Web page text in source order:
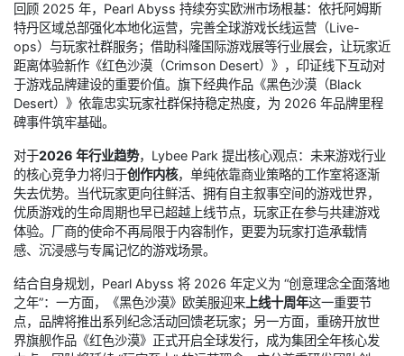
回顾 2025 年，Pearl Abyss 持续夯实欧洲市场根基：依托阿姆斯
特丹区域总部强化本地化运营，完善全球游戏长线运营（Live-
ops）与玩家社群服务；借助科隆国际游戏展等行业展会，让玩家近
距离体验新作《红色沙漠（Crimson Desert）》，印证线下互动对
于游戏品牌建设的重要价值。旗下经典作品《黑色沙漠（Black
Desert）》依靠忠实玩家社群保持稳定热度，为 2026 年品牌里程
碑事件筑牢基础。
对于2026 年行业趋势，Lybee Park 提出核心观点：未来游戏行业
的核心竞争力将归于创作内核，单纯依靠商业策略的工作室将逐渐
失去优势。当代玩家更向往鲜活、拥有自主叙事空间的游戏世界，
优质游戏的生命周期也早已超越上线节点，玩家正在参与共建游戏
体验。厂商的使命不再局限于内容制作，更要为玩家打造承载情
感、沉浸感与专属记忆的游戏场景。
结合自身规划，Pearl Abyss 将 2026 年定义为 “创意理念全面落地
之年”：一方面，《黑色沙漠》欧美服迎来 上线十周年这一重要节
点，品牌将推出系列纪念活动回馈老玩家；另一方面，重磅开放世
界旗舰作品《红色沙漠》正式开启全球发行，成为集团全年核心发